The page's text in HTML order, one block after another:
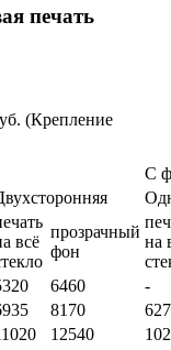
печать
(Крепление
С
всё
прозрачный
фон
на
6460
-
8170
12540